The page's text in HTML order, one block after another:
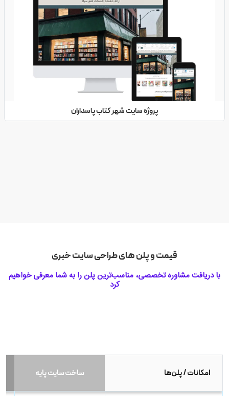
پروژه سایت شهر کتاب پاسداران
قیمت و پلن های طراحی سایت خبری
با دریافت مشاوره تخصصی، مناسب‌ترین پلن را به شما معرفی خواهیم
کرد
امکانات / پلن‌ها ساخت سایت پایه